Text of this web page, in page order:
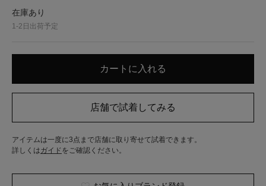
在庫あり
1-2日出荷予定
アイテムは一度に3点まで店舗に取り寄せて試着できます。
詳しくはガイド をご確認ください。